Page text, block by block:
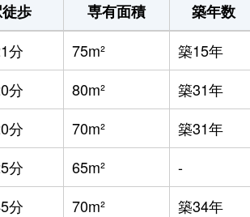
歩 専有面積 築年数
分 75m² 築15年
分 80m² 築31年
分 70m² 築31年
分 65m² -
分 70m² 築34年